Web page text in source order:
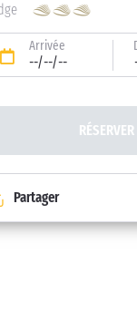
Arrivée
--/--/--
RÉSERVER
Partager